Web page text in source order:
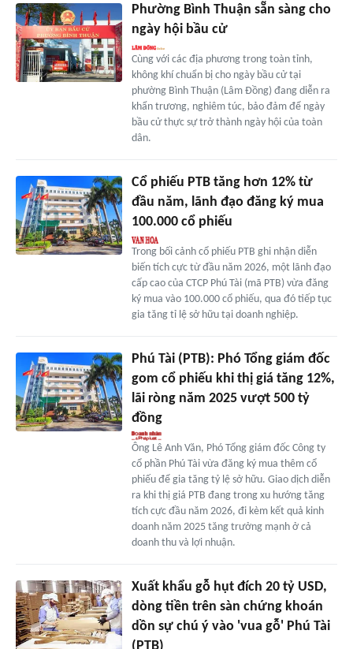
Phường Bình Thuận sẵn sàng cho
ngày hội bầu cử
Cùng với các địa phương trong toàn tỉnh,
không khí chuẩn bị cho ngày bầu cử tại
phường Bình Thuận (Lâm Đồng) đang diễn ra
khẩn trương, nghiêm túc, bảo đảm để ngày
bầu cử thực sự trở thành ngày hội của toàn
dân.
Cổ phiếu PTB tăng hơn 12% từ
đầu năm, lãnh đạo đăng ký mua
100.000 cổ phiếu
Trong bối cảnh cổ phiếu PTB ghi nhận diễn
biến tích cực từ đầu năm 2026, một lãnh đạo
cấp cao của CTCP Phú Tài (mã PTB) vừa đăng
ký mua vào 100.000 cổ phiếu, qua đó tiếp tục
gia tăng tỉ lệ sở hữu tại doanh nghiệp.
Phú Tài (PTB): Phó Tổng giám đốc
gom cổ phiếu khi thị giá tăng 12%,
lãi ròng năm 2025 vượt 500 tỷ
đồng
Ông Lê Anh Văn, Phó Tổng giám đốc Công ty
cổ phần Phú Tài vừa đăng ký mua thêm cổ
phiếu để gia tăng tỷ lệ sở hữu. Giao dịch diễn
ra khi thị giá PTB đang trong xu hướng tăng
tích cực đầu năm 2026, đi kèm kết quả kinh
doanh năm 2025 tăng trưởng mạnh ở cả
doanh thu và lợi nhuận.
Xuất khẩu gỗ hụt đích 20 tỷ USD,
dòng tiền trên sàn chứng khoán
dồn sự chú ý vào 'vua gỗ' Phú Tài
(PTB)